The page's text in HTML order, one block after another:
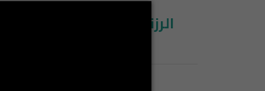
الرزنامة المتعلقة باجال